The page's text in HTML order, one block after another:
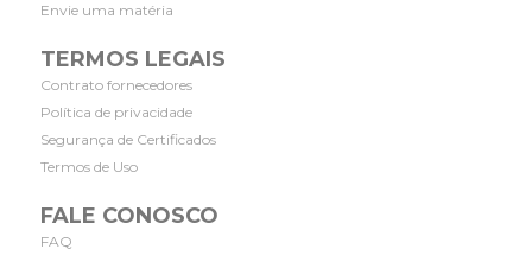
Envie uma matéria
TERMOS LEGAIS
Contrato fornecedores
Política de privacidade
Segurança de Certificados
Termos de Uso
FALE CONOSCO
FAQ